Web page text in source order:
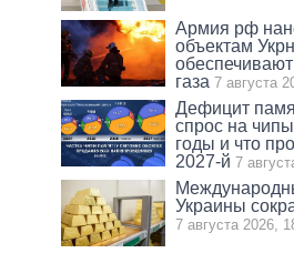
Армия рф
объектам
газа 7 августа
Дефицит
спрос на
годы и что
2027-й 7
Украины
7 августа 2026,